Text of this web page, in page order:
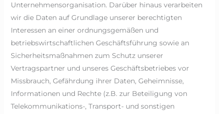
Unternehmensorganisation. Darüber hinaus verarbeiten
wir die Daten auf Grundlage unserer berechtigten
Interessen an einer ordnungsgemäßen und
betriebswirtschaftlichen Geschäftsführung sowie an
Sicherheitsmaßnahmen zum Schutz unserer
Vertragspartner und unseres Geschäftsbetriebes vor
Missbrauch, Gefährdung ihrer Daten, Geheimnisse,
Informationen und Rechte (z.B. zur Beteiligung von
Telekommunikations-, Transport- und sonstigen